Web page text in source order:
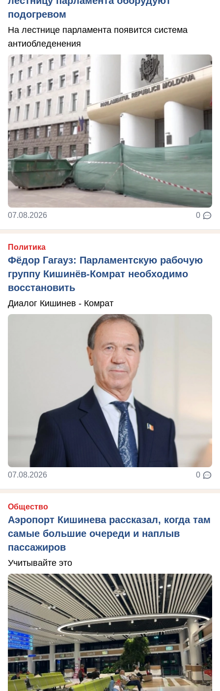
подогревом
На лестнице парламента появится система
антиобледенения
07.08.2026 0
Политика
Фёдор Гагауз: Парламентскую рабочую
группу Кишинёв-Комрат необходимо
восстановить
Диалог Кишинев - Комрат
07.08.2026 0
Общество
Аэропорт Кишинева рассказал, когда там
самые большие очереди и наплыв
пассажиров
Учитывайте это